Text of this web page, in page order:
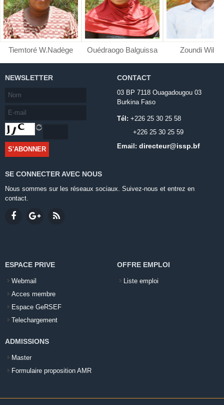
Tiemtoré W.Nadège Ouédraogo Balguissa Zoundi
NEWSLETTER CONTACT
03 BP 7118 Ouagadougou 03
Burkina Faso
Tél: +226 25 30 25 58
+226 25 30 25 59
Email: directeur@issp.bf
SE CONNECTER AVEC NOUS
Nous sommes sur les réseaux sociaux. Suivez-nous et entrez en
contact.
ESPACE PRIVE
Webmail
Acces membre
Espace GeRSEF
Telechargement
OFFRE EMPLOI
Liste emploi
ADMISSIONS
Master
Formulaire proposition AMR